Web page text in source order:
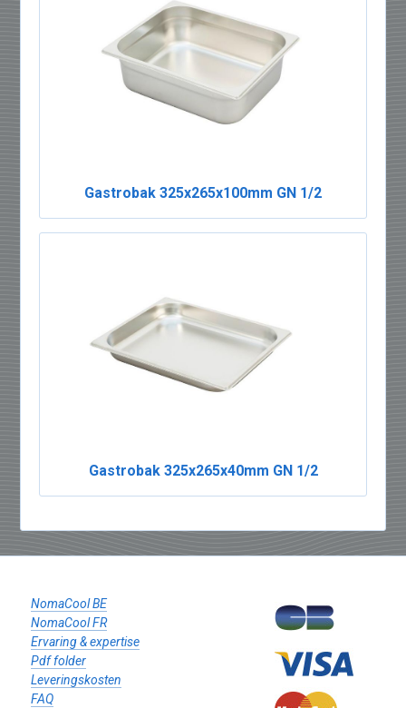
Gastrobak 325x265x100mm GN 1/2
Gastrobak 325x265x40mm GN 1/2
NomaCool BE
NomaCool FR
Ervaring & expertise
Pdf folder
Leveringskosten
FAQ